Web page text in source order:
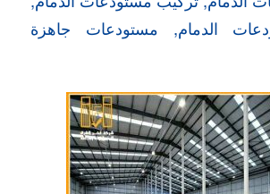
الدمام, مستودعات جاهزة